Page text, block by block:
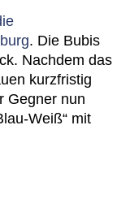
. Die Bubis
Nachdem das
kurzfristig
Gegner nun
Weiß“ mit